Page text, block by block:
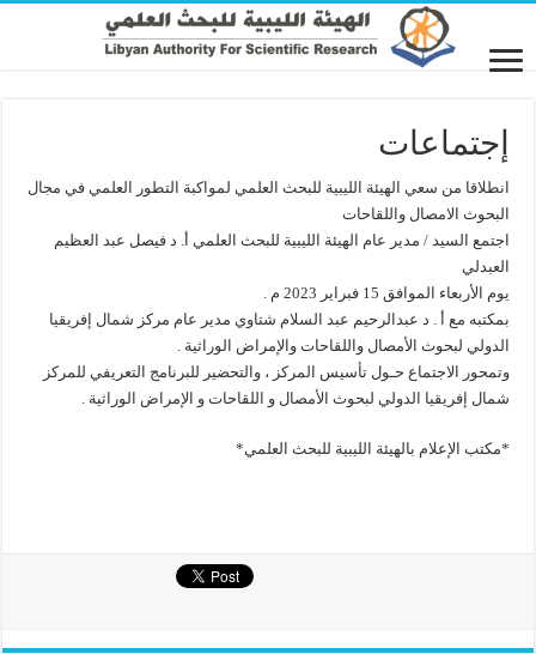
إجتماعات
انطلاقا من سعي الهيئة الليبية للبحث العلمي لمواكبة التطور العلمي في مجال
البحوث الامصال واللقاحات
اجتمع السيد / مدير عام الهيئة الليبية للبحث العلمي أ. د فيصل عبد العظيم
العبدلي
يوم الأربعاء الموافق 15 فبراير 2023 م .
بمكتبه مع أ . د عبدالرحيم عبد السلام شتاوي مدير عام مركز شمال إفريقيا
الدولي لبحوث الأمصال واللقاحات والإمراض الوراثية .
وتمحور الاجتماع حـول تأسيس المركز ، والتحضير للبرنامج التعريفي للمركز
شمال إفريقيا الدولي لبحوث الأمصال و اللقاحات و الإمراض الوراثية .
*مكتب الإعلام بالهيئة الليبية للبحث العلمي*